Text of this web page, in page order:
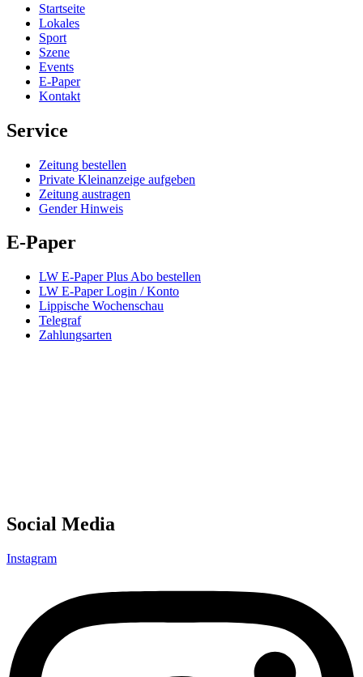
Startseite
Lokales
Sport
Szene
Events
E-Paper
Kontakt
Service
Zeitung bestellen
Private Kleinanzeige aufgeben
Zeitung austragen
Gender Hinweis
E-Paper
LW E-Paper Plus Abo bestellen
LW E-Paper Login / Konto
Lippische Wochenschau
Telegraf
Zahlungsarten
Social Media
Instagram